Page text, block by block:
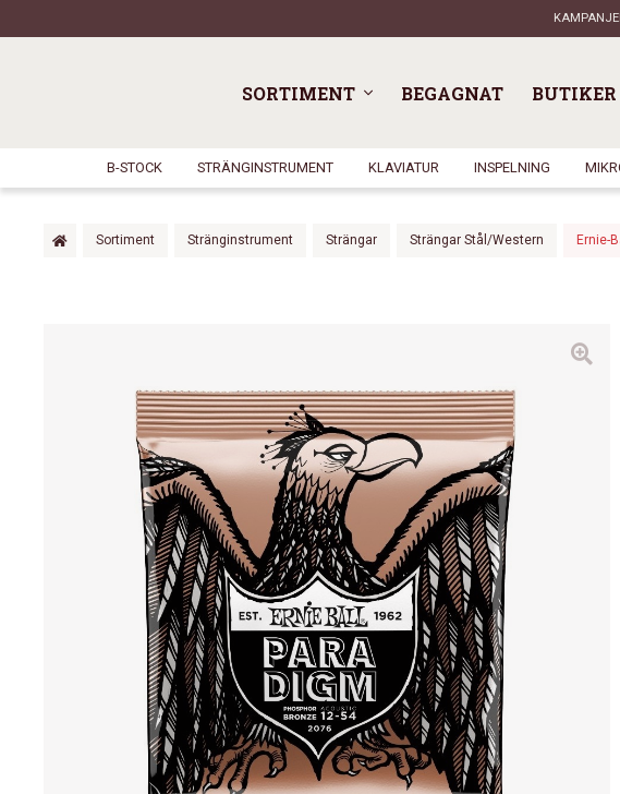
SORTIMENT BEGAGNAT BUTIKER
B-STOCK STRÄNGINSTRUMENT KLAVIATUR INSPELNING
Sortiment Stränginstrument Strängar Strängar Stål/Western Ernie-